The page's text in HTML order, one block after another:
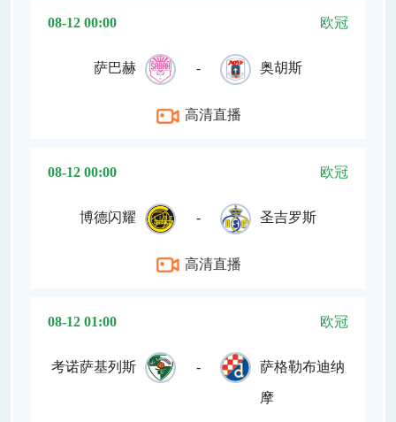
08-12 00:00 欧冠
萨巴赫 - 奥胡斯
高清直播
08-12 00:00 欧冠
博德闪耀 - 圣吉罗斯
高清直播
08-12 01:00 欧冠
考诺萨基列斯 - 萨格勒布迪纳
摩